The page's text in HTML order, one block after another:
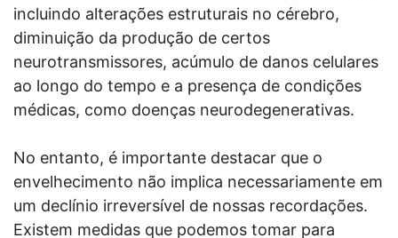
incluindo alterações estruturais no cérebro,
diminuição da produção de certos
neurotransmissores, acúmulo de danos celulares
ao longo do tempo e a presença de condições
médicas, como doenças neurodegenerativas.
No entanto, é importante destacar que o
envelhecimento não implica necessariamente em
um declínio irreversível de nossas recordações.
Existem medidas que podemos tomar para